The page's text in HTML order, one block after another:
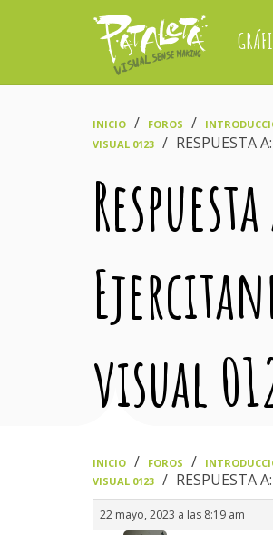
INICIO FOROS
VISUAL 0123
RESPUESTA
visual
INICIO FOROS
VISUAL 0123
RESPUESTA
22 mayo, 2023 a las 8:19 am